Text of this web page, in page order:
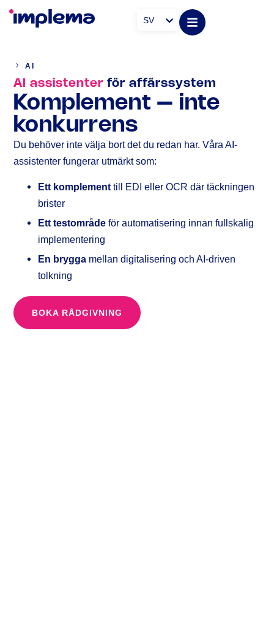
SV
AI
AI assistenter för affärssystem
Komplement – inte
konkurrens
Du behöver inte välja bort det du redan har. Våra AI-
assistenter fungerar utmärkt som:
Ett komplementtill EDI eller OCR där täckningen
brister
Ett testområdeför automatisering innan fullskalig
implementering
En brygga mellan digitalisering och AI-driven
tolkning
BOKA RÅDGIVNING